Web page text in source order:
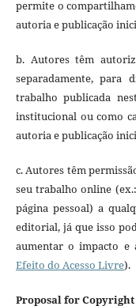
permite o
autoria e publicação
b. Autores têm
separadamente, para
trabalho publicada
institucional ou como
autoria e publicação
c. Autores têm
seu trabalho online
página pessoal) a
editorial, já que isso
aumentar o impacto
Efeito do Acesso Livre).
Proposal for